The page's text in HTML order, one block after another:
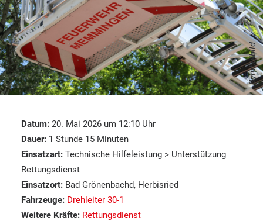
Symbolbild
Datum: 20. Mai 2026 um 12:10 Uhr
Dauer: 1 Stunde 15 Minuten
Einsatzart: Technische Hilfeleistung > Unterstützung
Rettungsdienst
Einsatzort: Bad Grönenbachd, Herbisried
Fahrzeuge: Drehleiter 30-1
Weitere Kräfte: Rettungsdienst